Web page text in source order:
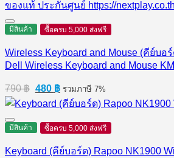
มีสินค้า ซื้อครบ 5,000 ส่งฟรี
Wireless Keyboard and Mouse (คีย์บอ
Dell Wireless Keyboard and Mouse
790฿ Original
price
was:
790 ฿.
480 ฿Current
price
is:
480 ฿.
รวมภาษี 7%
มีสินค้า ซื้อครบ 5,000 ส่งฟรี
Keyboard (คีย์บอร์ด) Rapoo NK1900